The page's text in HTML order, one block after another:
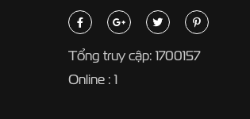
Tổng truy cập: 1700157
Online : 1